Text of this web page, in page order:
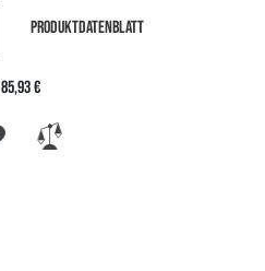
PRODUKTDATENBLATT
85,93 €